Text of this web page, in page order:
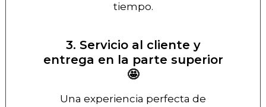
tiempo.
3. Servicio al cliente y
entrega en la parte superior
🤩
Una experiencia perfecta de